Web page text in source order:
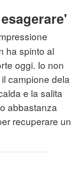
ha spinto al
oggi. Io non
campione dela
e la salita
abbastanza
recuperare un